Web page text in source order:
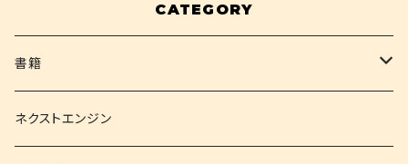
CATEGORY
書籍
関西大学テキスト
ネクストエンジン